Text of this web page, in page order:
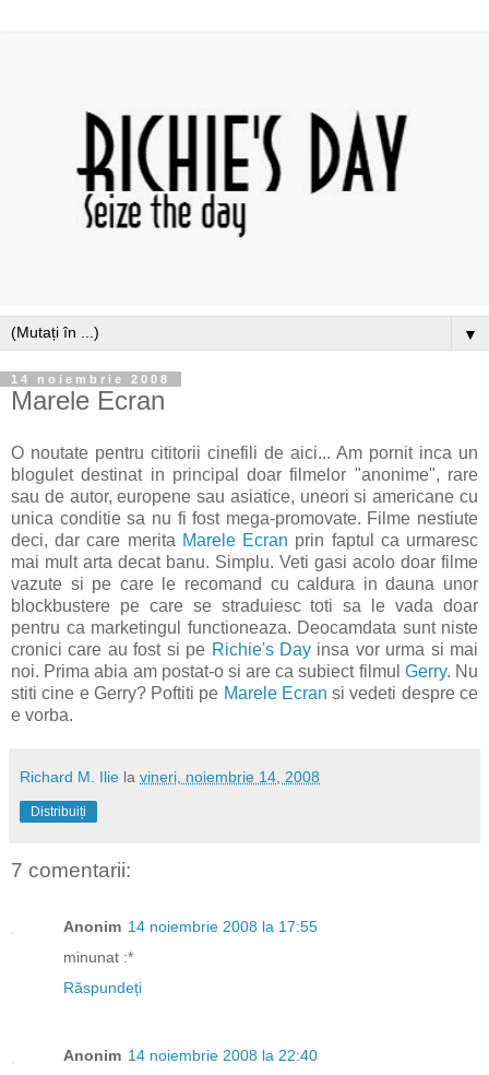
▼
14 noiembrie 2008
Marele Ecran
O noutate pentru cititorii cinefili de aici... Am pornit inca un
blogulet destinat in principal doar filmelor "anonime", rare
sau de autor, europene sau asiatice, uneori si americane cu
unica conditie sa nu fi fost mega-promovate. Filme nestiute
deci, dar care merita Marele Ecran prin faptul ca urmaresc
mai mult arta decat banu. Simplu. Veti gasi acolo doar filme
vazute si pe care le recomand cu caldura in dauna unor
blockbustere pe care se straduiesc toti sa le vada doar
pentru ca marketingul functioneaza. Deocamdata sunt niste
cronici care au fost si pe Richie's Dayinsa vor urma si mai
noi. Prima abia am postat-o si are ca subiect filmul Gerry. Nu
stiti cine e Gerry? Poftiti pe Marele Ecran si vedeti despre ce
e vorba.
Richard M. Ilie la vineri, noiembrie 14, 2008
Distribuiți
7 comentarii:
Anonim 14 noiembrie 2008 la 17:55
minunat :*
Răspundeți
Anonim 14 noiembrie 2008 la 22:40